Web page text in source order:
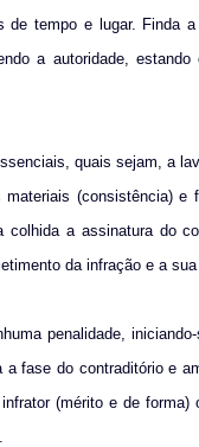
tempo e lugar. Finda
a autoridade,
quais sejam, a
(consistência) e
colhida a assinatura do
da infração e a sua
penalidade,
fase do contraditório e
(mérito e de